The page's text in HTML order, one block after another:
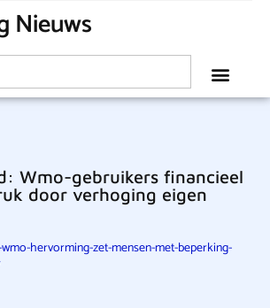
Nieuws
Wmo-gebruikers financieel
door verhoging eigen
hervorming-zet-mensen-met-beperking-